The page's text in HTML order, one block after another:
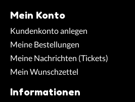
Mein Konto
Kundenkonto anlegen
Meine Bestellungen
Meine Nachrichten (Tickets)
Mein Wunschzettel
Informationen